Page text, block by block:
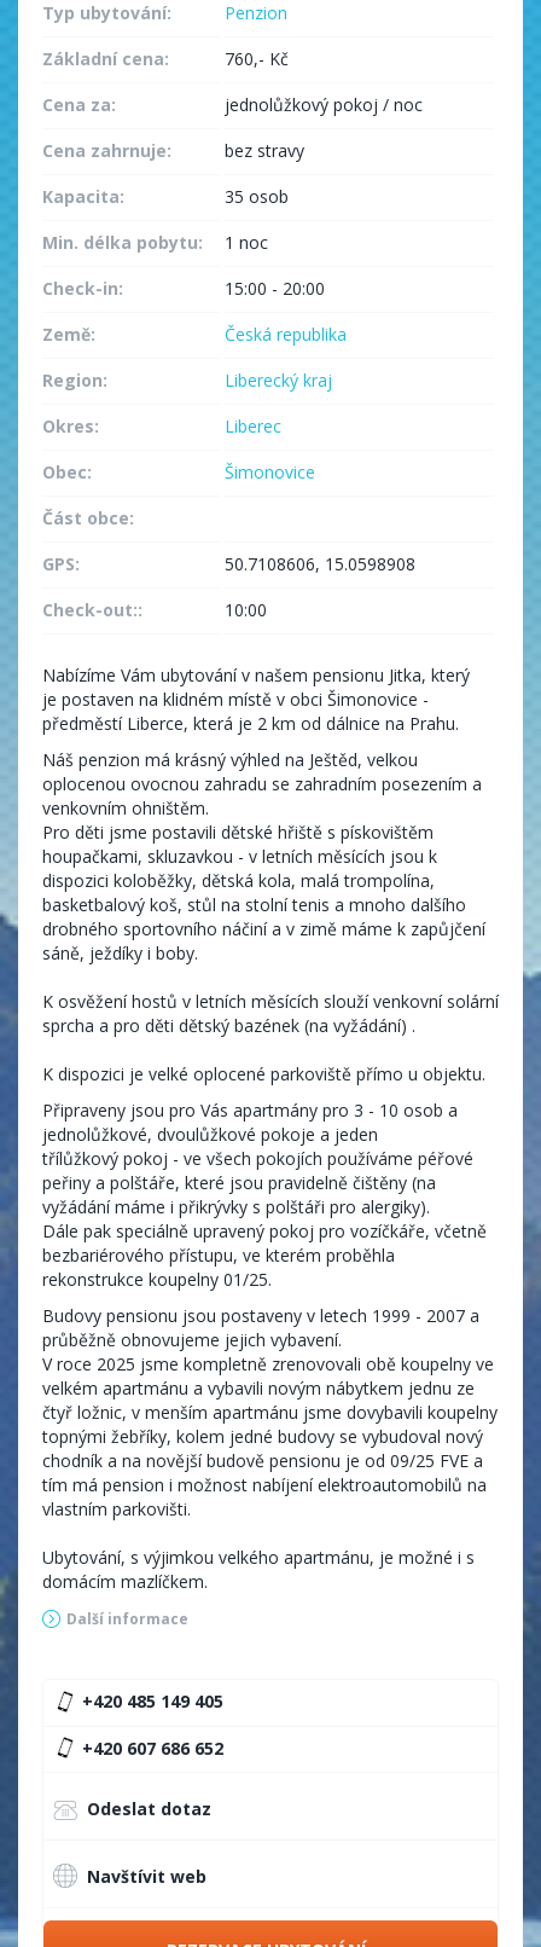
Typ ubytování:
Penzion
Základní cena:
760,- Kč
Cena za:
jednolůžkový pokoj / noc
Cena zahrnuje:
bez stravy
Kapacita:
35 osob
Min. délka pobytu:
1 noc
Check-in:
15:00 - 20:00
Země:
Česká republika
Region:
Liberecký kraj
Okres:
Liberec
Obec:
Šimonovice
Část obce:
GPS:
50.7108606, 15.0598908
Check-out::
10:00
Nabízíme Vám ubytování v našem pensionu Jitka, který
je postaven na klidném místě v obci Šimonovice -
předměstí Liberce, která je 2 km od dálnice na Prahu.
Náš penzion má krásný výhled na Ještěd, velkou
oplocenou ovocnou zahradu se zahradním posezením a
venkovním ohništěm.
Pro děti jsme postavili dětské hřiště s pískovištěm
houpačkami, skluzavkou - v letních měsících jsou k
dispozici koloběžky, dětská kola, malá trompolína,
basketbalový koš, stůl na stolní tenis a mnoho dalšího
drobného sportovního náčiní a v zimě máme k zapůjčení
sáně, ježdíky i boby.
K osvěžení hostů v letních měsících slouží venkovní solární
sprcha a pro děti dětský bazének (na vyžádání) .
K dispozici je velké oplocené parkoviště přímo u objektu.
Připraveny jsou pro Vás apartmány pro 3 - 10 osob a
jednolůžkové, dvoulůžkové pokoje a jeden
třílůžkový pokoj - ve všech pokojích používáme péřové
peřiny a polštáře, které jsou pravidelně čištěny (na
vyžádání máme i přikrývky s polštáři pro alergiky).
Dále pak speciálně upravený pokoj pro vozíčkáře, včetně
bezbariérového přístupu, ve kterém proběhla
rekonstrukce koupelny 01/25.
Budovy pensionu jsou postaveny v letech 1999 - 2007 a
průběžně obnovujeme jejich vybavení.
V roce 2025 jsme kompletně zrenovovali obě koupelny ve
velkém apartmánu a vybavili novým nábytkem jednu ze
čtyř ložnic, v menším apartmánu jsme dovybavili koupelny
topnými žebříky, kolem jedné budovy se vybudoval nový
chodník a na novější budově pensionu je od 09/25 FVE a
tím má pension i možnost nabíjení elektroautomobilů na
vlastním parkovišti.
Ubytování, s výjimkou velkého apartmánu, je možné i s
domácím mazlíčkem.
Další informace
Ceny platí po celý rok
dle platné vyhlášky obecního úřadu zvlášť
V období od 22. 12. 2026 do 3. 1. 2027 a v době konání
mistrovství světa, světových pohárů
a sportovně či kulturně významných akcí v regionu jsou
+420 485 149 405
+420 607 686 652
Odeslat dotaz
Navštívit web